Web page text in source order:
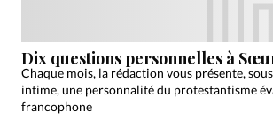
Dix questions personnelles à
Chaque mois, la rédaction vous présente,
intime, une personnalité du protestantisme
francophone